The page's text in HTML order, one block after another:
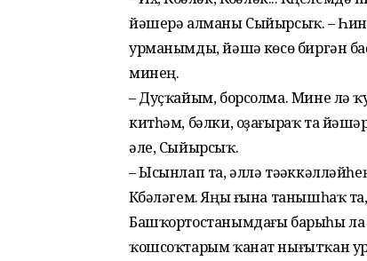
йәшерә алманы Сыйырсыҡ. –
урманымды, йәшәү көсө биргән
минең.
– Дуҫҡайым, борсолма. Мине лә
китһәм, бәлки, оҙағы­раҡ та
әле, Сыйырсыҡ.
– Ысынлап та, әллә
Күбәләгем. Яңы ғына танышһаҡ
Башҡортостанымдағы барыһы ла
ҡошсоҡтарым ҡанат нығытҡан